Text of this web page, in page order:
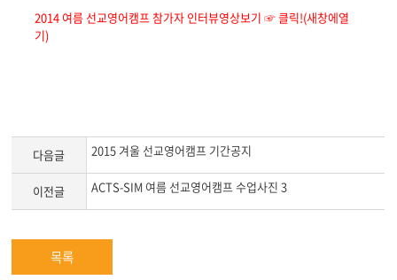
2014 여름 선교영어캠프 참가자 인터뷰영상보기 ☞ 클릭!(새창에열
기)
다음글 2015 겨울 선교영어캠프 기간공지
이전글 ACTS-SIM 여름 선교영어캠프 수업사진 3
목록